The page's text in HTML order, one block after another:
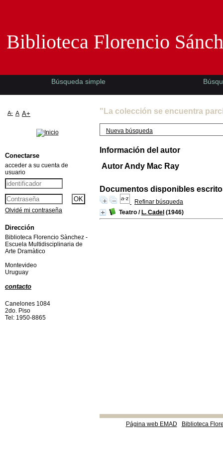
"La colección se encuentra
Nueva búsqueda
Información del autor
Autor Andy Mac Ray
Documentos disponibles
Refinar búsqueda
Teatro / L. Cadel (1946)
Página web EMAD Biblioteca
Biblioteca Florencio
Búsqueda simple
A- A A+
Conectarse
acceder a su cuenta de
usuario
Olvidé mi contraseña
Dirección
Biblioteca Florencio Sànchez -
Escuela Multidisciplinaria de
Arte Dramàtico
Montevideo
Uruguay
contacto
Canelones 1084
2do. Piso
Tel: 1950-8865